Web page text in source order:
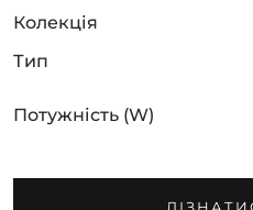
Колекція
Тип
Потужність (W)